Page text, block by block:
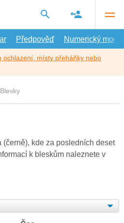
Předpověď Numerický model
ochlazení, místy přeháňky nebo
Blesky
(černě), kde za posledních deset
k bleskům naleznete v